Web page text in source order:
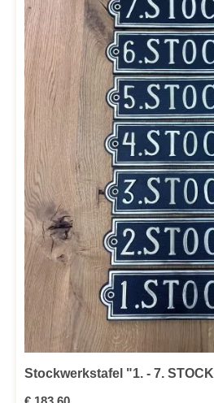
Stockwerkstafel "1. - 7.
Regulärer Preis: